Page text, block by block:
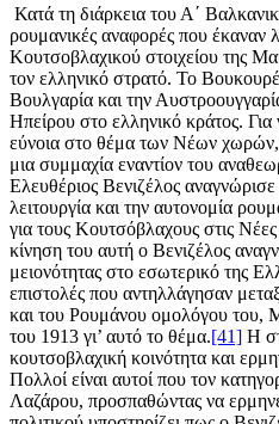
Κατά τη διάρκεια του Α΄
ρουμανικές αναφορές που έκαναν
Κουτσοβλαχικού στοιχείου της
τον ελληνικό στρατό. Το
Βουλγαρία και την
Ηπείρου στο ελληνικό κράτος.
εύνοια στο θέμα των Νέων χωρών,
μια συμμαχία εναντίον του
Ελευθέριος Βενιζέλος
λειτουργία και την αυτονομία
για τους Κουτσόβλαχους στις
κίνηση του αυτή ο Βενιζέλος
μειονότητας στο εσωτερικό της
επιστολές που αντηλλάγησαν
και του Ρουμάνου ομολόγου του,
του 1913 γι’ αυτό το θέμα.[41] Η
κουτσοβλαχική κοινότητα και
Πολλοί είναι αυτοί που τον
Λαζάρου, προσπαθώντας να